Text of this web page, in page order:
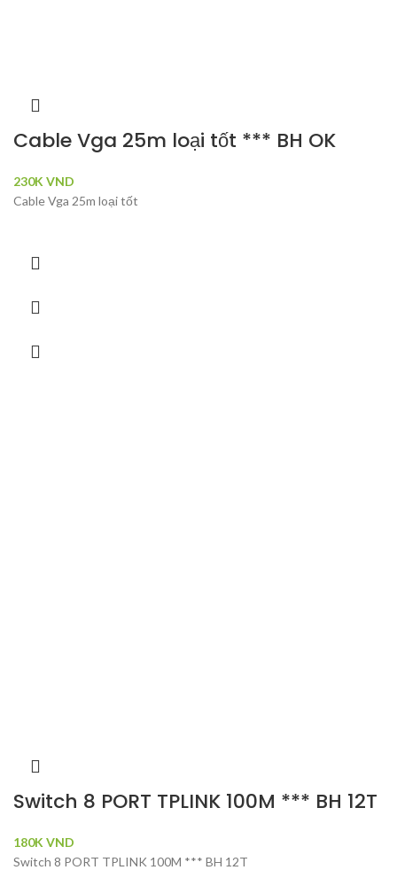
Cable Vga 25m loại tốt *** BH OK
230K VND
Cable Vga 25m loại tốt
Switch 8 PORT TPLINK 100M *** BH 12T
180K VND
Switch 8 PORT TPLINK 100M *** BH 12T